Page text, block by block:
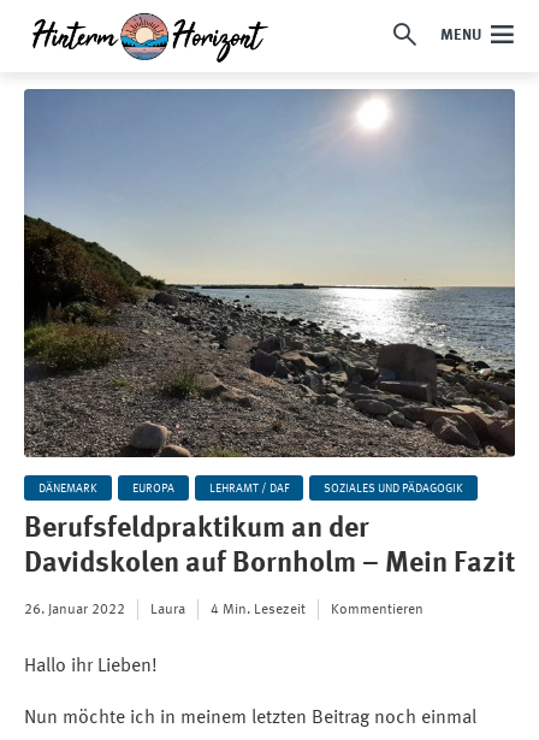
MENU
DÄNEMARK EUROPA LEHRAMT / DAF SOZIALES UND PÄDAGOGIK
Berufsfeldpraktikum an der
Davidskolen auf Bornholm – Mein Fazit
26. Januar 2022 Laura 4 Min. Lesezeit Kommentieren
Hallo ihr Lieben!
Nun möchte ich in meinem letzten Beitrag noch einmal